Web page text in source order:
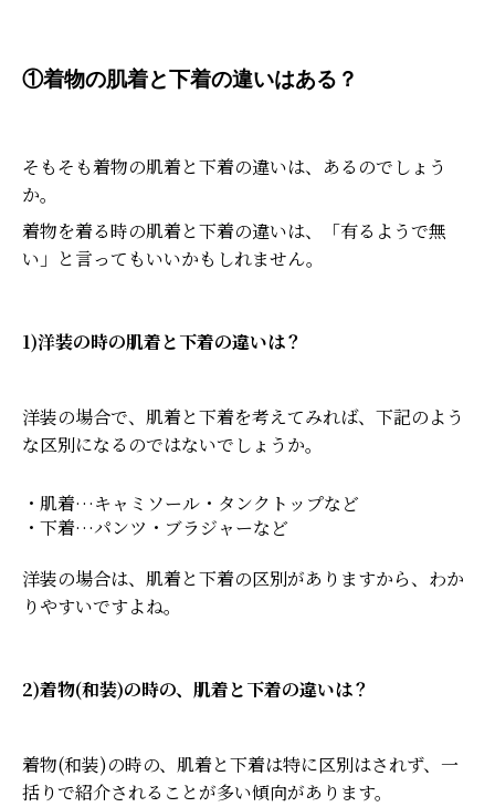
①着物の肌着と下着の違いはある？
そもそも着物の肌着と下着の違いは、あるのでしょう
か。
着物を着る時の肌着と下着の違いは、「有るようで無
い」と言ってもいいかもしれません。
1)洋装の時の肌着と下着の違いは？
洋装の場合で、肌着と下着を考えてみれば、下記のよう
な区別になるのではないでしょうか。
・肌着…キャミソール・タンクトップなど
・下着…パンツ・ブラジャーなど
洋装の場合は、肌着と下着の区別がありますから、わか
りやすいですよね。
2)着物(和装)の時の、肌着と下着の違いは？
着物(和装)の時の、肌着と下着は特に区別はされず、一
括りで紹介されることが多い傾向があります。